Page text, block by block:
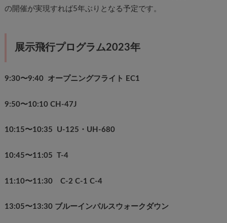
の開催が実現すれば5年ぶりとなる予定です。
展示飛行プログラム2023年
9:30〜9:40 オープニングフライト EC1
9:50〜10:10 CH-47J
10:15〜10:35 U-125・UH-680
10:45〜11:05 T-4
11:10〜11:30 C-2 C-1 C-4
13:05〜13:30 ブルーインパルスウォークダウン